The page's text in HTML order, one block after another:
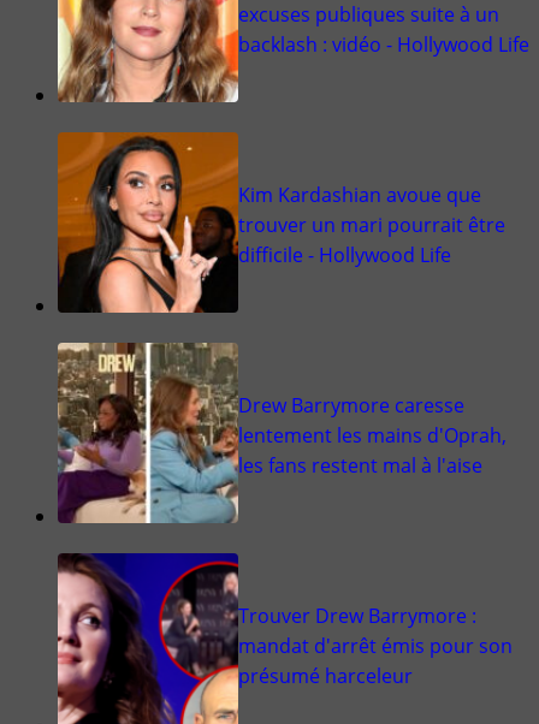
excuses publiques suite à un
backlash : vidéo - Hollywood Life
Kim Kardashian avoue que
trouver un mari pourrait être
difficile - Hollywood Life
Drew Barrymore caresse
lentement les mains d'Oprah,
les fans restent mal à l'aise
Trouver Drew Barrymore :
mandat d'arrêt émis pour son
présumé harceleur